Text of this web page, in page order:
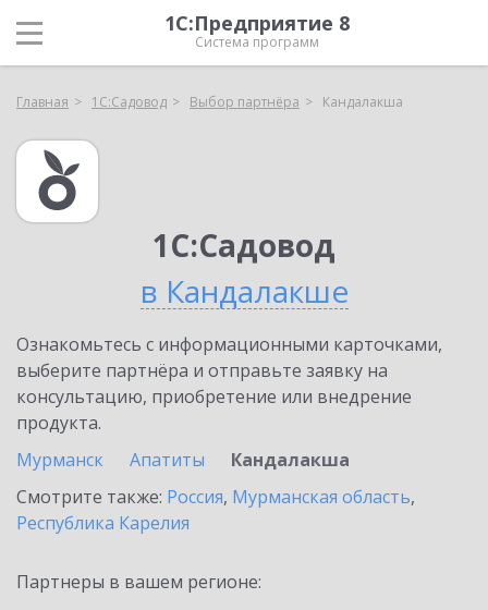
1С:Предприятие 8
Система программ
Главная 1С:Садовод Выбор партнёра Кандалакша
1С:Садовод
в Кандалакше
Ознакомьтесь с информационными карточками,
выберите партнёра и отправьте заявку на
консультацию, приобретение или внедрение
продукта.
Мурманск
Апатиты
Кандалакша
Смотрите также: Россия, Мурманская область,
Республика Карелия
Партнеры в вашем регионе: